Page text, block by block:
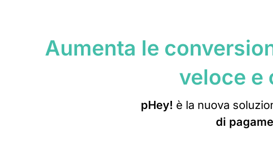
Aumenta le
veloce e
pHey! è la nuova
di